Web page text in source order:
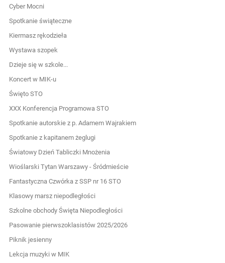
Cyber Mocni
Spotkanie świąteczne
Kiermasz rękodzieła
Wystawa szopek
Dzieje się w szkole...
Koncert w MIK-u
Święto STO
XXX Konferencja Programowa STO
Spotkanie autorskie z p. Adamem Wajrakiem
Spotkanie z kapitanem żeglugi
Światowy Dzień Tabliczki Mnożenia
Wioślarski Tytan Warszawy - Śródmieście
Fantastyczna Czwórka z SSP nr 16 STO
Klasowy marsz niepodległości
Szkolne obchody Święta Niepodległości
Pasowanie pierwszoklasistów 2025/2026
Piknik jesienny
Lekcja muzyki w MIK